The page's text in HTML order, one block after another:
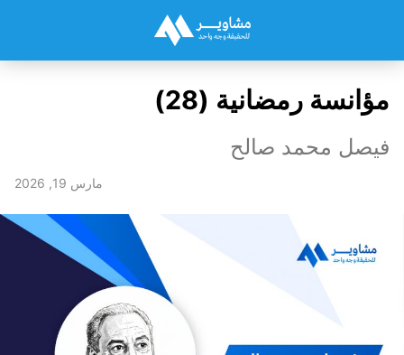
مؤانسة رمضانية (28)
فيصل محمد صالح
مارس 19, 2026